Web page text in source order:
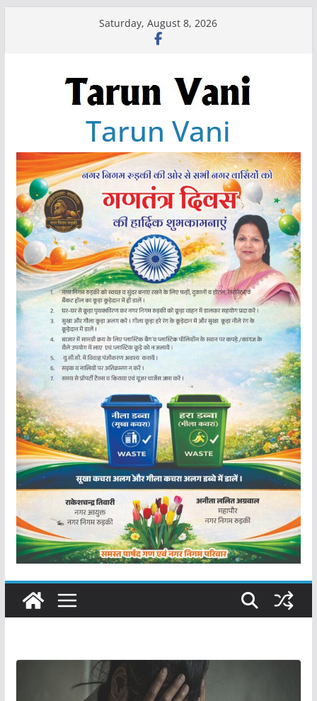
Saturday, August 8, 2026
Tarun Vani